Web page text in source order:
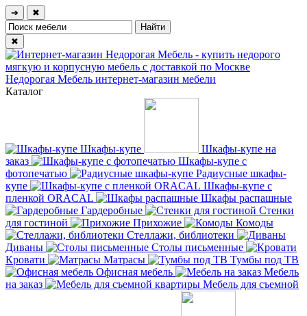
➔ ✖
✖
Недорогая Мебель интернет-магазин мебели
Каталог
Шкафы-купе
Шкафы-купе на
заказ
Шкафы-купе с
фотопечатью
Радиусные шкафы-
купе
Шкафы-купе с
пленкой ORACAL
Шкафы распашные
Гардеробные
Стенки
для гостиной
Прихожие
Комоды
Стеллажи, библиотеки
Диваны
Столы письменные
Кровати
Матрасы
Тумбы под ТВ
Офисная мебель
Мебель
на заказ
Мебель для съемной